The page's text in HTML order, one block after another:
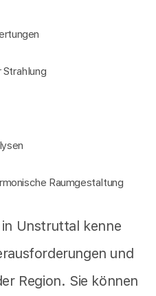
Raumgestaltung
Unstruttal kenne
und
Region. Sie können